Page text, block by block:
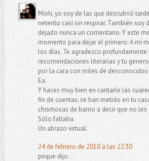
Moñi, yo soy de las que descubrió
neterito casí sin respirar. También soy
dejado nunca un comentario. Y este
momento para dejar el primero: A mí
los días. Te agradezco
recomendaciones literarias y tu
por la cara con miles de desconocidos
Ea.
Y haces muy bien en cantarle las
fin de cuentas, se han metido en tu
chismosas de barrio a decir que no
Sólo faltaba.
Un abrazo virtual.
24 de febrero de 2010 a las 22:30
peque dijo...